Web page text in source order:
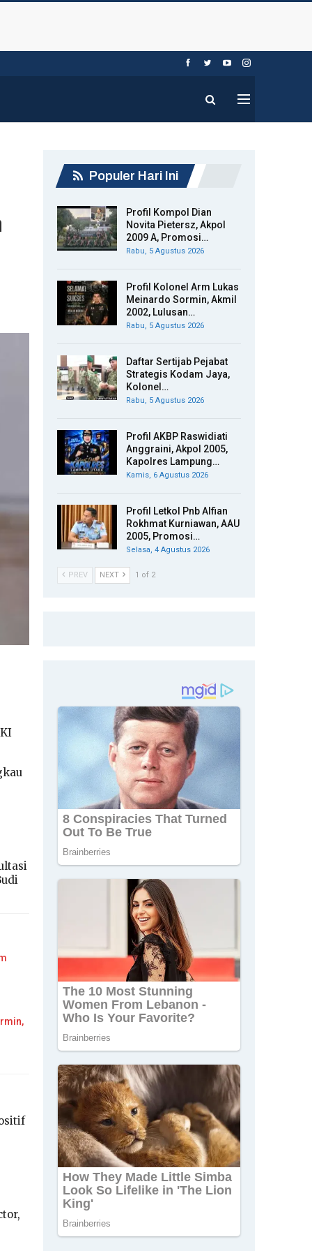
Populer Hari Ini
Profil Kompol Dian
Novita Pietersz, Akpol
2009 A, Promosi…
Rabu, 5 Agustus 2026
Profil Kolonel Arm Lukas
Meinardo Sormin, Akmil
2002, Lulusan…
Rabu, 5 Agustus 2026
Daftar Sertijab Pejabat
Strategis Kodam Jaya,
Kolonel…
Rabu, 5 Agustus 2026
Profil AKBP Raswidiati
Anggraini, Akpol 2005,
Kapolres Lampung…
Kamis, 6 Agustus 2026
Profil Letkol Pnb Alfian
Rokhmat Kurniawan, AAU
2005, Promosi…
Selasa, 4 Agustus 2026
PREV NEXT 1 of 2